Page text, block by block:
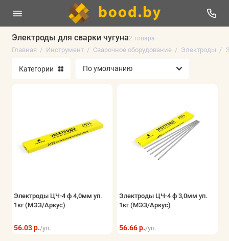
Электроды для сварки чугуна2 товара
Главная Инструмент Сварочное оборудование Электроды
Электроинструменты
Измерительный инструмент
Сварочное оборудование
Строительное оборудование
Категории
Электроды ЦЧ-4 ф 4,0мм уп.
1кг (МЭЗ/Аркус)
56.03 р./уп.
Электроды ЦЧ-4 ф 3,0мм уп.
1кг (МЭЗ/Аркус)
56.66 р./уп.